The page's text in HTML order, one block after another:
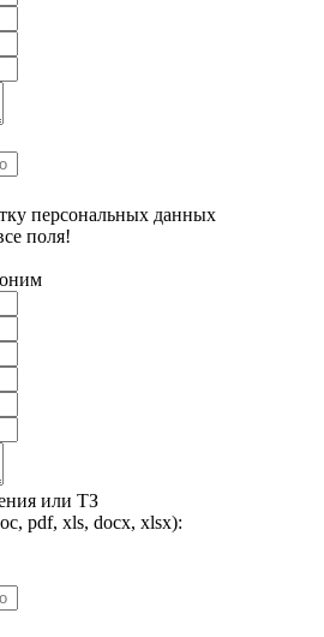
персональных данных
поля!
или ТЗ
pdf, xls, docx, xlsx):